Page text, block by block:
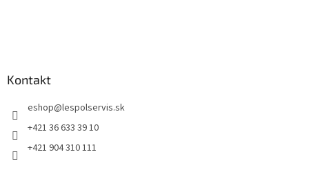
Kontakt
eshop@lespolservis.sk
+421 36 633 39 10
+421 904 310 111